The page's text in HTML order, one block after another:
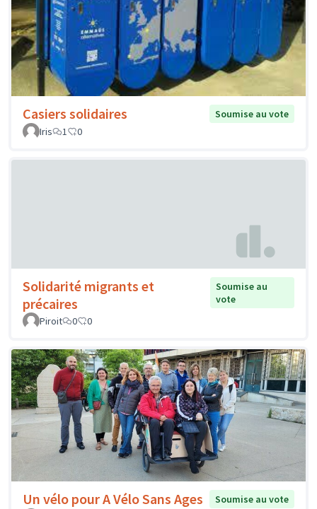
Casiers solidaires
Soumise au vote
Iris
1 0
Solidarité migrants et
précaires
Soumise au
vote
Piroit
0 0
Un vélo pour A Vélo Sans Ages
Soumise au vote